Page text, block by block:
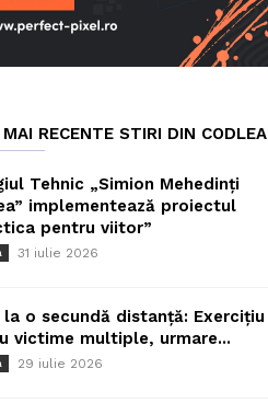
MAI RECENTE STIRI DIN CODLEA
Tehnic „Simion Mehedinți
implementează proiectul
pentru viitor”
31 iulie 2026
la o secundă distanță: Exercițiu
victime multiple, urmare...
29 iulie 2026